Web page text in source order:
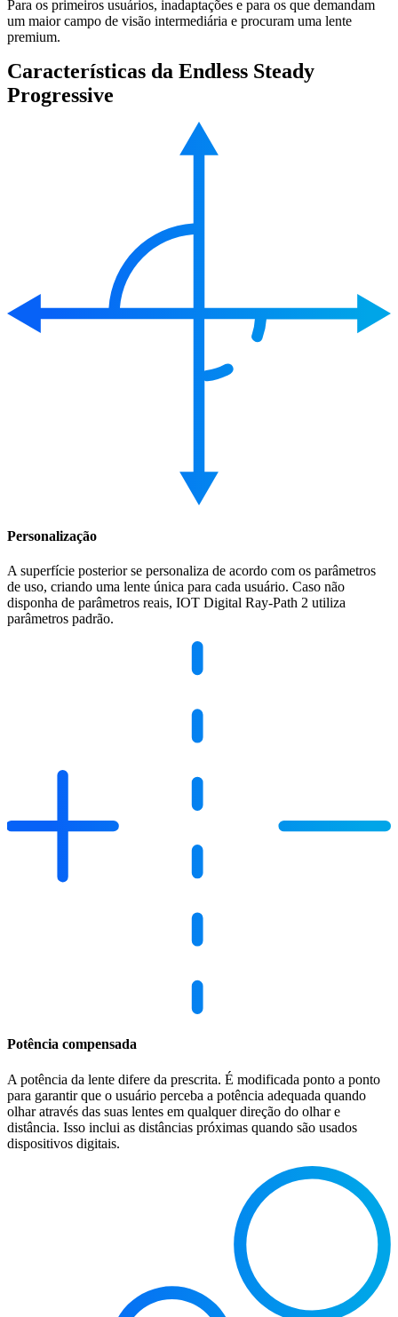
Para os primeiros usuários, inadaptações e para os que demandam
um maior campo de visão intermediária e procuram uma lente
premium.
Características da Endless Steady
Progressive
Personalização
A superfície posterior se personaliza de acordo com os parâmetros
de uso, criando uma lente única para cada usuário. Caso não
disponha de parâmetros reais, IOT Digital Ray-Path 2 utiliza
parâmetros padrão.
Potência compensada
A potência da lente difere da prescrita. É modificada ponto a ponto
para garantir que o usuário perceba a potência adequada quando
olhar através das suas lentes em qualquer direção do olhar e
distância. Isso inclui as distâncias próximas quando são usados
dispositivos digitais.